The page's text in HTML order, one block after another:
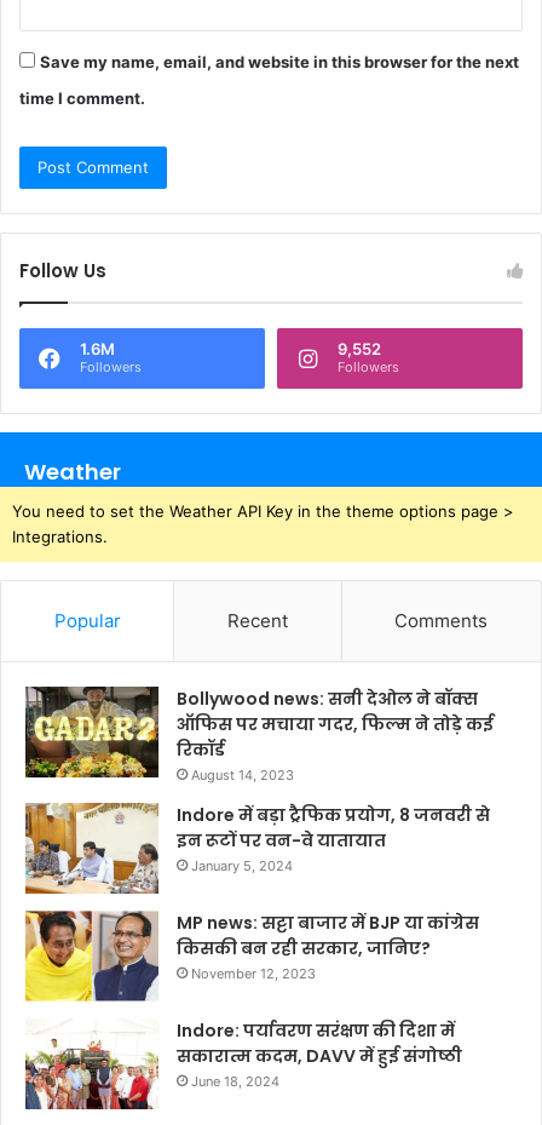
Save my name, email, and website in this browser for the next
time I comment.
Follow Us
1.6M
Followers
9,552
Followers
Weather
You need to set the Weather API Key in the theme options page >
Integrations.
Popular Recent Comments
Bollywood news: सनी देओल ने बॉक्स
ऑफिस पर मचाया गदर, फिल्म ने तोड़े कई
रिकॉर्ड
August 14, 2023
Indore में बड़ा ट्रैफिक प्रयोग, 8 जनवरी से
इन रूटों पर वन-वे यातायात
January 5, 2024
MP news: सट्टा बाजार में BJP या कांग्रेस
किसकी बन रही सरकार, जानिए?
November 12, 2023
Indore: पर्यावरण सरंक्षण की दिशा में
सकारात्म कदम, DAVV में हुई संगोष्ठी
June 18, 2024